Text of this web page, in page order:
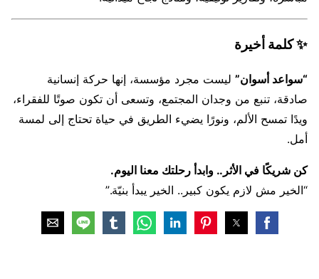
✨ كلمة أخيرة
“سواعد أسوان” ليست مجرد مؤسسة، إنها حركة إنسانية
صادقة، تنبع من وجدان المجتمع، وتسعى أن تكون صوتًا للفقراء،
ويدًا تمسح الألم، ونورًا يضيء الطريق في حياة تحتاج إلى لمسة
أمل.
كن شريكًا في الأثر.. وابدأ رحلتك معنا اليوم.
“الخير مش لازم يكون كبير.. الخير يبدأ بنيّة.”